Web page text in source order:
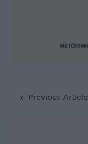
Previous Article